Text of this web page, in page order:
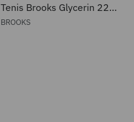
Tenis Brooks Glycerin 22
Mujer
BROOKS